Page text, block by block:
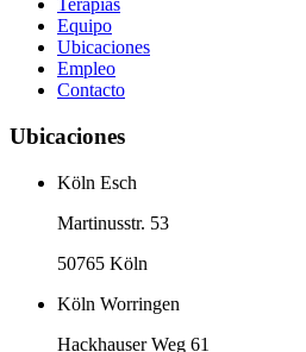
Terapias
Equipo
Ubicaciones
Empleo
Contacto
Ubicaciones
Köln Esch
Martinusstr. 53
50765 Köln
Köln Worringen
Hackhauser Weg 61